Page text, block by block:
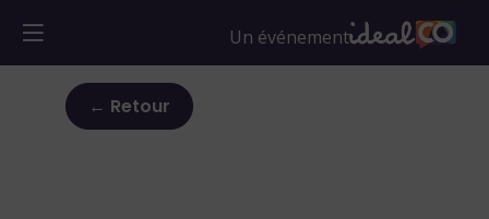
← Retour